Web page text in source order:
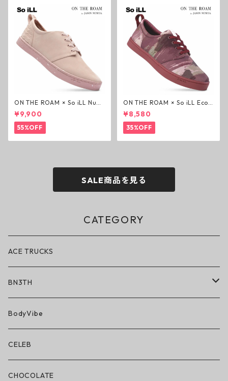
ON THE ROAM × So iLL Nubu
ck Wino ライフスタイルシュ
ーズ ダーティーピンク オンザ
ローム ジェイソンモモア OTR
スニーカー
¥9,900
55%OFF
ON THE ROAM × So iLL Eco
Camo Wino ライフスタイル
シューズ カモ オンザローム ジ
ェイソンモモア OTR スニーカ
ー
¥8,580
35%OFF
SALE商品を見る
CATEGORY
ACE TRUCKS
BN3TH
BN3TH × ON THE ROAM
ボクサーブリーフ/ショート丈
ボクサーブリーフ/ロング丈
BodyVibe
CELEB
CHOCOLATE